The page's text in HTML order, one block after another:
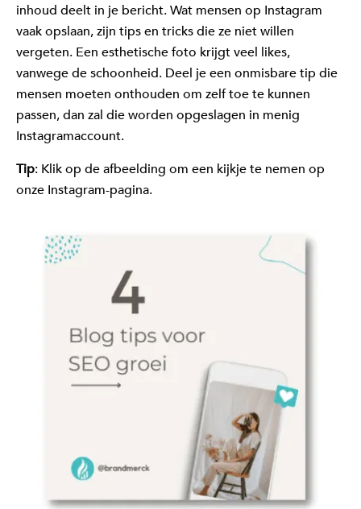
inhoud deelt in je bericht. Wat mensen op Instagram
vaak opslaan, zijn tips en tricks die ze niet willen
vergeten. Een esthetische foto krijgt veel likes,
vanwege de schoonheid. Deel je een onmisbare tip die
mensen moeten onthouden om zelf toe te kunnen
passen, dan zal die worden opgeslagen in menig
Instagramaccount.
Tip: Klik op de afbeelding om een kijkje te nemen op
onze Instagram-pagina.